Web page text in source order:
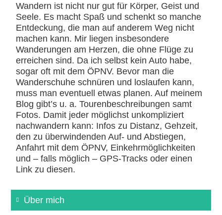
Wandern ist nicht nur gut für Körper, Geist und
Seele. Es macht Spaß und schenkt so manche
Entdeckung, die man auf anderem Weg nicht
machen kann. Mir liegen insbesondere
Wanderungen am Herzen, die ohne Flüge zu
erreichen sind. Da ich selbst kein Auto habe,
sogar oft mit dem ÖPNV. Bevor man die
Wanderschuhe schnüren und loslaufen kann,
muss man eventuell etwas planen. Auf meinem
Blog gibt’s u. a. Tourenbeschreibungen samt
Fotos. Damit jeder möglichst unkompliziert
nachwandern kann: Infos zu Distanz, Gehzeit,
den zu überwindenden Auf- und Abstiegen,
Anfahrt mit dem ÖPNV, Einkehrmöglichkeiten
und – falls möglich – GPS-Tracks oder einen
Link zu diesen.
Über mich